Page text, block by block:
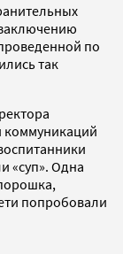
по
так
коммуникаций
«суп». Одна
попробовали